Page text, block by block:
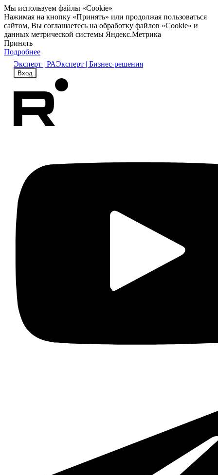
Мы используем файлы «Cookie»
Нажимая на кнопку «Принять» или продолжая пользоваться
сайтом, Вы соглашаетесь на обработку файлов «Cookie» и
данных метрической системы Яндекс.Метрика
Принять
Подробнее
Эксперт | РАЭксперт | Бизнес-решения
Вход